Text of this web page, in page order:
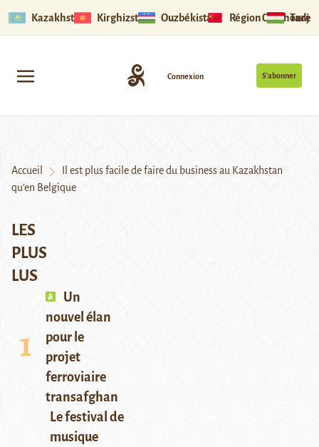
Kazakhstan Kirghizstan Ouzbékistan Région Ouïghoure
S’abonner
Connexion
Accueil
Il est plus facile de faire du business au Kazakhstan
qu’en Belgique
LES
PLUS
LUS
Un
nouvel élan
pour le
projet
ferroviaire
transafghan
Le festival de
musique